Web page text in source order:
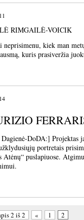
RIMGAILĖ-VOICIK
neprisimenu, kiek man
kuris prasiveržia
DoDA:] Projektas
portretais
Atėnų“ puslapiuose.
2 iš 2 « 1 2